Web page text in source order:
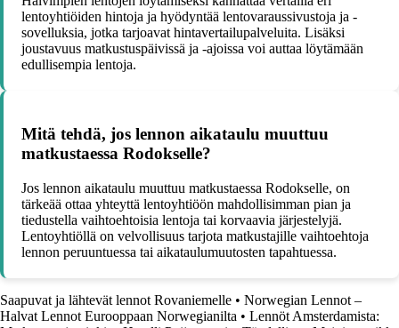
lentoyhtiöiden hintoja ja hyödyntää lentovaraussivustoja ja -
sovelluksia, jotka tarjoavat hintavertailupalveluita. Lisäksi
joustavuus matkustuspäivissä ja -ajoissa voi auttaa löytämään
edullisempia lentoja.
Mitä tehdä, jos lennon aikataulu muuttuu
matkustaessa Rodokselle?
Jos lennon aikataulu muuttuu matkustaessa Rodokselle, on
tärkeää ottaa yhteyttä lentoyhtiöön mahdollisimman pian ja
tiedustella vaihtoehtoisia lentoja tai korvaavia järjestelyjä.
Lentoyhtiöllä on velvollisuus tarjota matkustajille vaihtoehtoja
lennon peruuntuessa tai aikataulumuutosten tapahtuessa.
Saapuvat ja lähtevät lennot Rovaniemelle • Norwegian Lennot –
Halvat Lennot Eurooppaan Norwegianilta • Lennöt Amsterdamista: